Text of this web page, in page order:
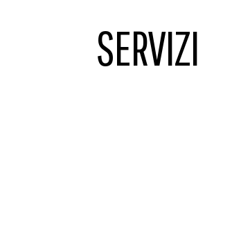
SERVIZI